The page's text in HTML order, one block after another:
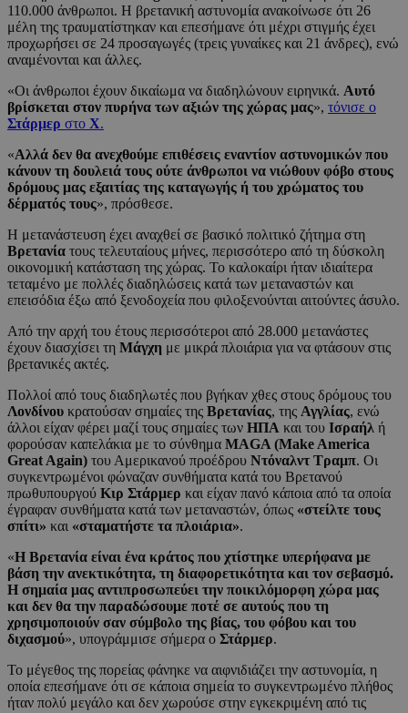
110.000 άνθρωποι. Η βρετανική αστυνομία ανακοίνωσε ότι 26
μέλη της τραυματίστηκαν και επεσήμανε ότι μέχρι στιγμής έχει
προχωρήσει σε 24 προσαγωγές (τρεις γυναίκες και 21 άνδρες), ενώ
αναμένονται και άλλες.
«Οι άνθρωποι έχουν δικαίωμα να διαδηλώνουν ειρηνικά. Αυτό
βρίσκεται στον πυρήνα των αξιών της χώρας μας», τόνισε ο
Στάρμερ στο Χ.
«Αλλά δεν θα ανεχθούμε επιθέσεις εναντίον αστυνομικών που
κάνουν τη δουλειά τους ούτε άνθρωποι να νιώθουν φόβο στους
δρόμους μας εξαιτίας της καταγωγής ή του χρώματος του
δέρματός τους», πρόσθεσε.
Η μετανάστευση έχει αναχθεί σε βασικό πολιτικό ζήτημα στη
Βρετανία τους τελευταίους μήνες, περισσότερο από τη δύσκολη
οικονομική κατάσταση της χώρας. Το καλοκαίρι ήταν ιδιαίτερα
τεταμένο με πολλές διαδηλώσεις κατά των μεταναστών και
επεισόδια έξω από ξενοδοχεία που φιλοξενούνται αιτούντες άσυλο.
Από την αρχή του έτους περισσότεροι από 28.000 μετανάστες
έχουν διασχίσει τη Μάγχη με μικρά πλοιάρια για να φτάσουν στις
βρετανικές ακτές.
Πολλοί από τους διαδηλωτές που βγήκαν χθες στους δρόμους του
Λονδίνου κρατούσαν σημαίες της Βρετανίας, της Αγγλίας, ενώ
άλλοι είχαν φέρει μαζί τους σημαίες των ΗΠΑ και του Ισραήλ ή
φορούσαν καπελάκια με το σύνθημα MAGA (Make America
Great Again) του Αμερικανού προέδρου Ντόναλντ Τραμπ. Οι
συγκεντρωμένοι φώναζαν συνθήματα κατά του Βρετανού
πρωθυπουργού Κιρ Στάρμερ και είχαν πανό κάποια από τα οποία
έγραφαν συνθήματα κατά των μεταναστών, όπως «στείλτε τους
σπίτι» και «σταματήστε τα πλοιάρια».
«Η Βρετανία είναι ένα κράτος που χτίστηκε υπερήφανα με
βάση την ανεκτικότητα, τη διαφορετικότητα και τον σεβασμό.
Η σημαία μας αντιπροσωπεύει την ποικιλόμορφη χώρα μας
και δεν θα την παραδώσουμε ποτέ σε αυτούς που τη
χρησιμοποιούν σαν σύμβολο της βίας, του φόβου και του
διχασμού», υπογράμμισε σήμερα ο Στάρμερ.
Το μέγεθος της πορείας φάνηκε να αιφνιδιάζει την αστυνομία, η
οποία επεσήμανε ότι σε κάποια σημεία το συγκεντρωμένο πλήθος
ήταν πολύ μεγάλο και δεν χωρούσε στην εγκεκριμένη από τις